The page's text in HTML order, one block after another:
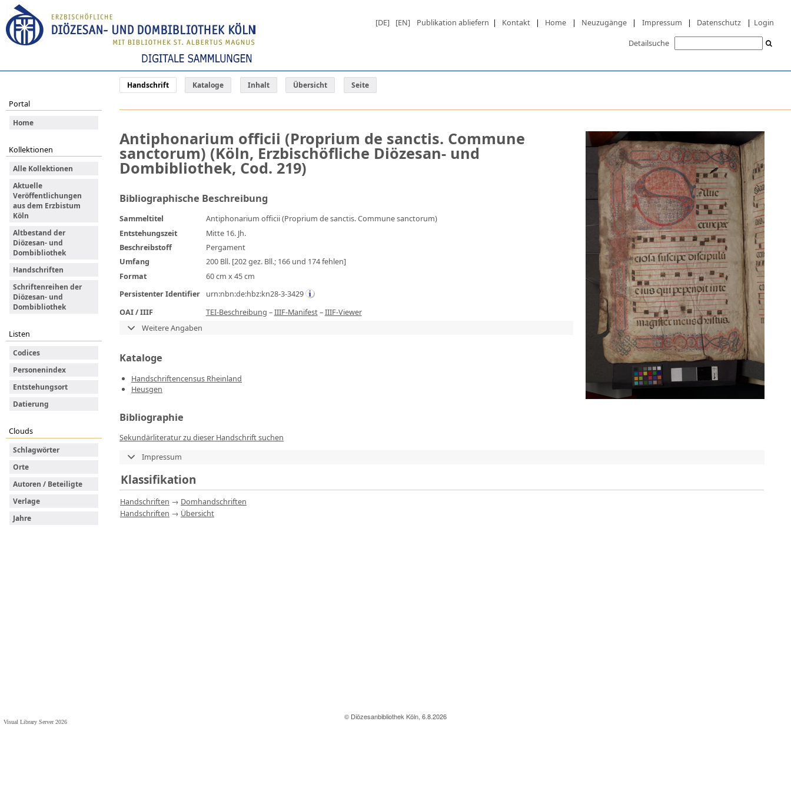
© Diözesanbibliothek Köln, 6.8.2026
Visual Library Server 2026
[DE] [EN] Publikation abliefern | Kontakt | Home | Neuzugänge | Impressum | Datenschutz | Login
Detailsuche
Handschrift Kataloge Inhalt Übersicht Seite
Portal
Home
Kollektionen
Alle Kollektionen
Aktuelle
Veröffentlichungen
aus dem Erzbistum
Köln
Altbestand der
Diözesan- und
Dombibliothek
Handschriften
Schriftenreihen der
Diözesan- und
Dombibliothek
Listen
Codices
Personenindex
Entstehungsort
Datierung
Clouds
Schlagwörter
Orte
Autoren / Beteiligte
Verlage
Jahre
Antiphonarium officii (Proprium de sanctis. Commune
sanctorum) (Köln, Erzbischöfliche Diözesan- und
Dombibliothek, Cod. 219)
Bibliographische Beschreibung
Sammeltitel
Antiphonarium officii (Proprium de sanctis. Commune sanctorum)
Entstehungszeit
Mitte 16. Jh.
Beschreibstoff
Pergament
Umfang
200 Bll. [202 gez. Bll.; 166 und 174 fehlen]
Format
60 cm x 45 cm
Persistenter Identifier
urn:nbn:de:hbz:kn28-3-3429
OAI / IIIF
TEI-Beschreibung –IIIF-Manifest–IIIF-Viewer
Weitere Angaben
Kataloge
Handschriftencensus Rheinland
Heusgen
Bibliographie
Sekundärliteratur zu dieser Handschrift suchen
Impressum
Klassifikation
Handschriften → Domhandschriften
Handschriften → Übersicht